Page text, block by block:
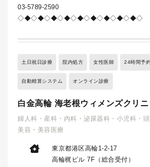
03-5789-2590
◇◆◇◆◇◆◇◆◇◆◇◆◇◆◇◆◇◆◇
土日祝日診療 院内処方 女性医師 24時間予
自動精算システム オンライン診療
白金高輪 海老根ウィメンズクリニ
婦人科・産科・内科・泌尿器科・小児科・
美容・美容医療
東京都港区高輪1-2-17
高輪梶ビル 7F（総合受付）